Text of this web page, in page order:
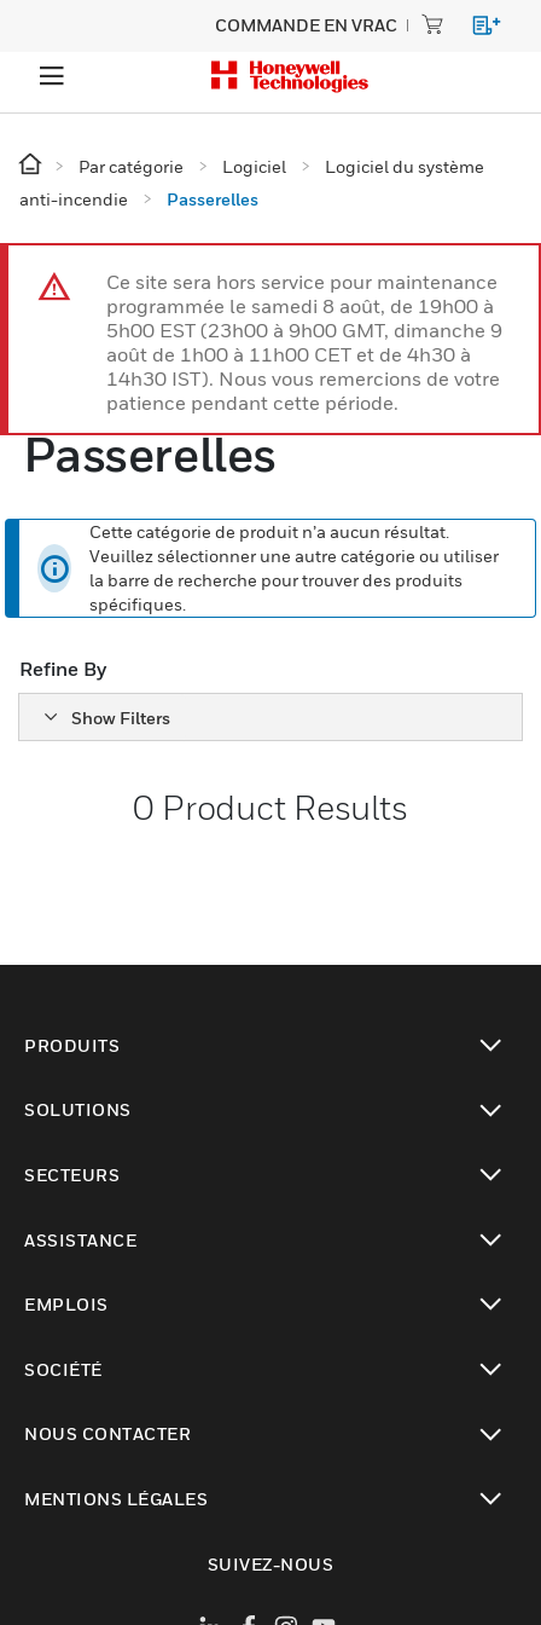
COMMANDE EN VRAC
Par catégorie Logiciel
Logiciel du système
anti-incendie
Passerelles
Ce site sera hors service pour maintenance
programmée le samedi 8 août, de 19h00 à
5h00 EST (23h00 à 9h00 GMT, dimanche 9
août de 1h00 à 11h00 CET et de 4h30 à
14h30 IST). Nous vous remercions de votre
patience pendant cette période.
Passerelles
Cette catégorie de produit n’a aucun résultat.
Veuillez sélectionner une autre catégorie ou utiliser
la barre de recherche pour trouver des produits
spécifiques.
Refine By
Show Filters
0 Product Results
PRODUITS
SOLUTIONS
SECTEURS
ASSISTANCE
EMPLOIS
SOCIÉTÉ
NOUS CONTACTER
MENTIONS LÉGALES
SUIVEZ-NOUS